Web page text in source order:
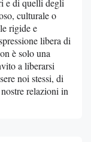
e di quelli degli
culturale o
rigide e
libera di
è solo una
a liberarsi
noi stessi, di
relazioni in